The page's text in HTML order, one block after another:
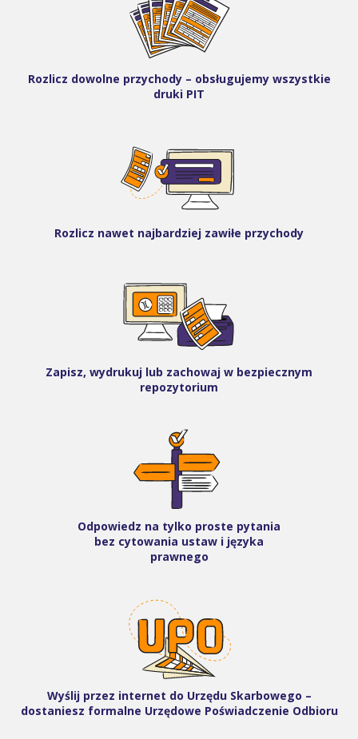
Rozlicz dowolne przychody – obsługujemy wszystkie
druki PIT
Rozlicz nawet najbardziej zawiłe przychody
Zapisz, wydrukuj lub zachowaj w bezpiecznym
repozytorium
Odpowiedz na tylko proste pytania
bez cytowania ustaw i języka
prawnego
Wyślij przez internet do Urzędu Skarbowego –
dostaniesz formalne Urzędowe Poświadczenie Odbioru